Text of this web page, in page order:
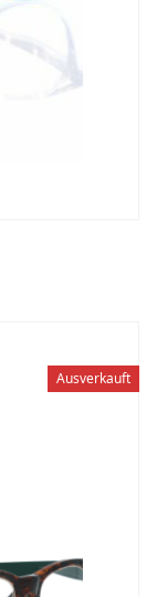
Ausverkauft